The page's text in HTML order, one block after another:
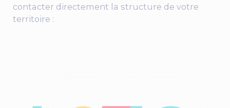
contacter directement la structure de votre
territoire :